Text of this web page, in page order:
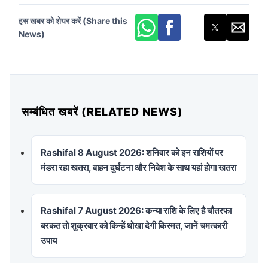
इस खबर को शेयर करें (Share this
News)
सम्बंधित खबरें (RELATED NEWS)
Rashifal 8 August 2026: शनिवार को इन राशियों पर
मंडरा रहा खतरा, वाहन दुर्घटना और निवेश के साथ यहां होगा खतरा
Rashifal 7 August 2026: कन्या राशि के लिए है चौतरफा
बरकत तो शुक्रवार को किन्हें धोखा देगी किस्मत, जानें चमत्कारी
उपाय